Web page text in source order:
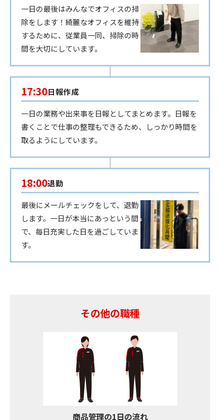
一日の最後はみんなでオフィスの掃
除をします！綺麗なオフィスを維持
するために、従業員一同、掃除の時
間を大切にしています。
17:30日報作成
一日の業務や出来事を日報としてまとめます。日報を
書くことで仕事の整理もできるため、しっかり時間を
取るようにしています。
18:00退勤
最後にメールチェックをして、退勤
します。一日が本当にあっという間
で、毎日充実した日を過ごしていま
す。
その他の職種
商品管理の1日の流れ